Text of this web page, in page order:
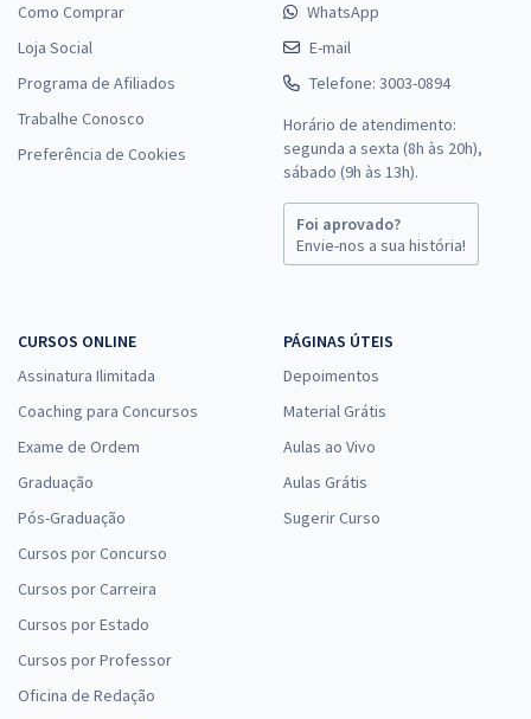
Como Comprar
Loja Social
Programa de Afiliados
Trabalhe Conosco
Preferência de Cookies
WhatsApp
E-mail
Telefone: 3003-0894
Horário de atendimento:
segunda a sexta (8h às 20h),
sábado (9h às 13h).
Foi aprovado?
Envie-nos a sua história!
CURSOS ONLINE
Assinatura Ilimitada
Coaching para Concursos
Exame de Ordem
Graduação
Pós-Graduação
Cursos por Concurso
Cursos por Carreira
Cursos por Estado
Cursos por Professor
Oficina de Redação
PÁGINAS ÚTEIS
Depoimentos
Material Grátis
Aulas ao Vivo
Aulas Grátis
Sugerir Curso